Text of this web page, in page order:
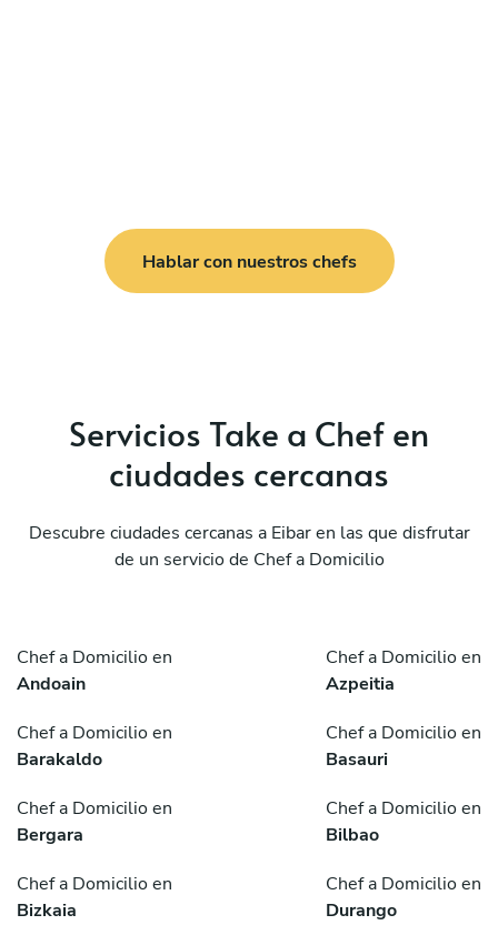
Hablar con nuestros chefs
Servicios Take a Chef en
ciudades cercanas
Descubre ciudades cercanas a Eibar en las que disfrutar
de un servicio de Chef a Domicilio
Chef a Domicilio en
Andoain
Chef a Domicilio en
Azpeitia
Chef a Domicilio en
Barakaldo
Chef a Domicilio en
Basauri
Chef a Domicilio en
Bergara
Chef a Domicilio en
Bilbao
Chef a Domicilio en
Bizkaia
Chef a Domicilio en
Durango